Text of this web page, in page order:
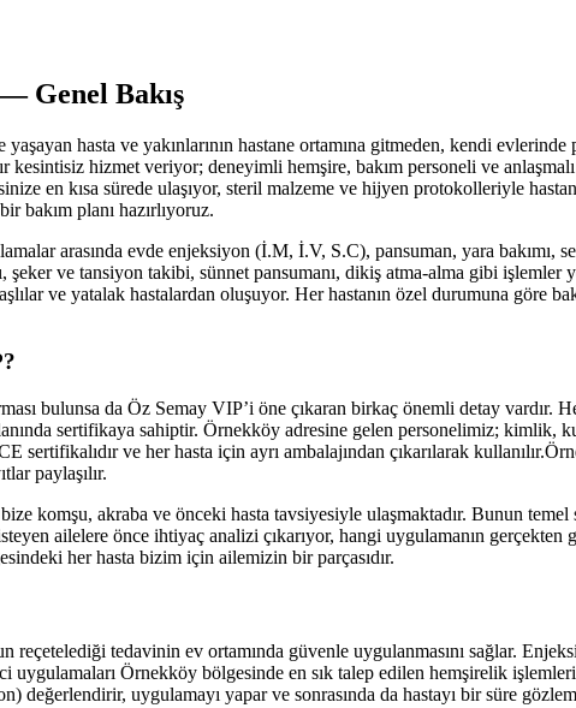
Genel Bakış
yaşayan hasta ve yakınlarının hastane ortamına gitmeden, kendi
kesintisiz hizmet veriyor; deneyimli hemşire, bakım personeli ve
en kısa sürede ulaşıyor, steril malzeme ve hijyen protokolleriyle
bakım planı hazırlıyoruz.
arasında evde enjeksiyon (İ.M, İ.V, S.C), pansuman, yara bakımı,
şeker ve tansiyon takibi, sünnet pansumanı, dikiş atma-alma gibi işlemler
ve yatalak hastalardan oluşuyor. Her hastanın özel durumuna göre
bulunsa da Öz Semay VIP’i öne çıkaran birkaç önemli detay vardır.
sertifikaya sahiptir. Örnekköy adresine gelen personelimiz; kimlik,
sertifikalıdır ve her hasta için ayrı ambalajından çıkarılarak kullanılır.
paylaşılır.
komşu, akraba ve önceki hasta tavsiyesiyle ulaşmaktadır. Bunun temel
ailelere önce ihtiyaç analizi çıkarıyor, hangi uygulamanın
her hasta bizim için ailemizin bir parçasıdır.
reçetelediği tedavinin ev ortamında güvenle uygulanmasını sağlar.
uygulamaları Örnekköy bölgesinde en sık talep edilen hemşirelik işlemleri
değerlendirir, uygulamayı yapar ve sonrasında da hastayı bir süre